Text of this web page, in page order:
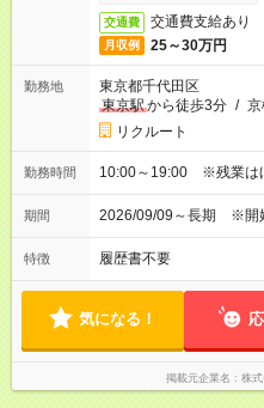
交通費 交通費支給あり
月収例 25～30万円
勤務地
東京都千代田区
東京駅から徒歩3分 /
リクルート
勤務時間 10:00～19:00 ※残業は
期間 2026/09/09～長期 ※開
特徴 履歴書不要
気になる！
掲載元企業名 株